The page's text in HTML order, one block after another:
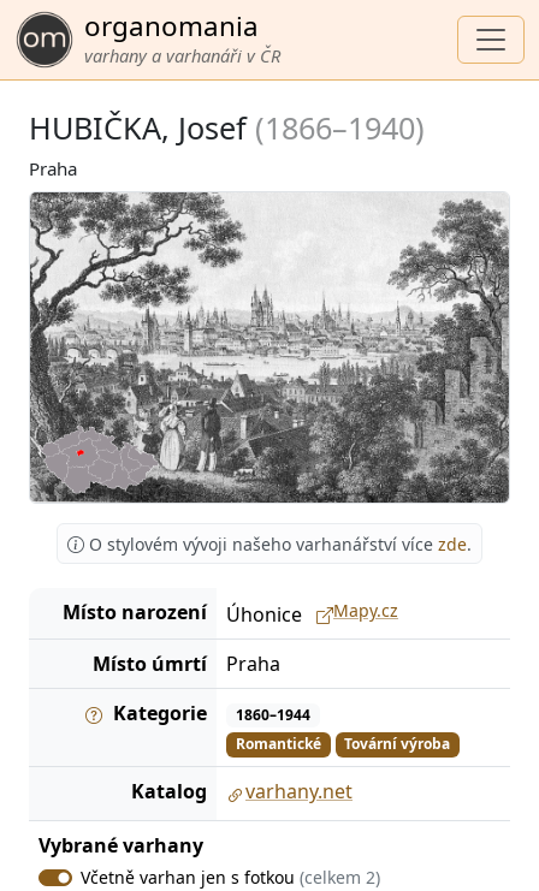
organomania
varhany a varhanáři v ČR
HUBIČKA, Josef (1866–1940)
Praha
O stylovém vývoji našeho varhanářství více zde.
Místo narození Úhonice Mapy.cz
Místo úmrtí
Praha
Kategorie
1860–1944
Romantické
Tovární výroba
Katalog varhany.net
Vybrané varhany
Včetně varhan jen s fotkou (celkem 2)